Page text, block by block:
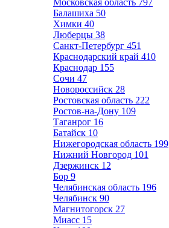
Московская область 797
Балашиха 50
Химки 40
Люберцы 38
Санкт-Петербург 451
Краснодарский край 410
Краснодар 155
Сочи 47
Новороссийск 28
Ростовская область 222
Ростов-на-Дону 109
Таганрог 16
Батайск 10
Нижегородская область 199
Нижний Новгород 101
Дзержинск 12
Бор 9
Челябинская область 196
Челябинск 90
Магнитогорск 27
Миасс 15